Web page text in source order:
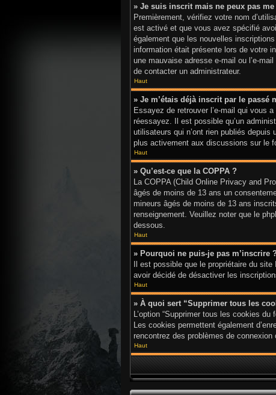
» Je suis inscrit mais ne peux pas me
Premièrement, vérifiez votre nom
est activé et que vous avez spécifié
également que les nouvelles
information était présente lors de votre
une mauvaise adresse e-mail ou l’e-
de contacter un administrateur.
Haut
» Je m’étais déjà inscrit par le passé
Essayez de retrouver l’e-mail qui vous
réessayez. Il est possible qu’un
utilisateurs qui n’ont rien publiés
plus activement aux discussions sur le
Haut
» Qu’est-ce que la COPPA ?
La COPPA (Child Online Privacy and
âgés de moins de 13 ans un
mineurs âgés de moins de 13 ans
renseignement. Veuillez noter que le
dessous.
Haut
» Pourquoi ne puis-je pas m’inscrire
Il est possible que le propriétaire du
avoir décidé de désactiver les
Haut
» À quoi sert “Supprimer tous les
L’option “Supprimer tous les cookies
Les cookies permettent également
rencontrez des problèmes de
Haut